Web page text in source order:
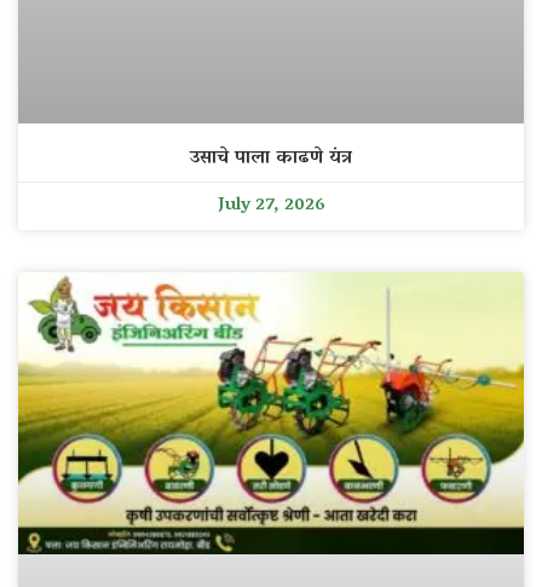
उसाचे पाला काढणे यंत्र
July 27, 2026